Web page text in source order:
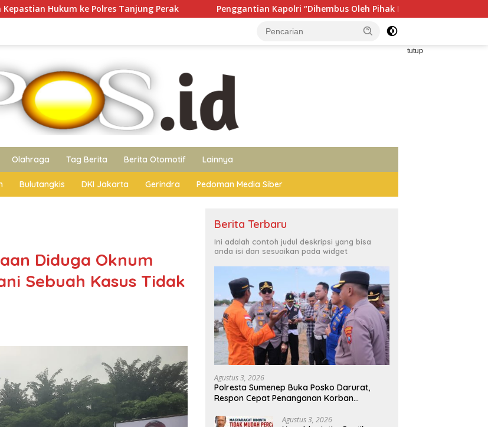
Tanjung Perak Penggantian Kapolri “Dihembus Oleh Pihak Pihak Terganggu Kenyamanannya”
tutup
Olahraga Tag Berita Berita Otomotif Lainnya
Bulutangkis DKI Jakarta Gerindra Pedoman Media Siber
Diduga Oknum
Sebuah Kasus Tidak
Berita Terbaru
Ini adalah contoh judul deskripsi yang bisa
anda isi dan sesuaikan pada widget
Agustus 3, 2026
Polresta Sumenep Buka Posko Darurat,
Respon Cepat Penanganan Korban
Agustus 3, 2026